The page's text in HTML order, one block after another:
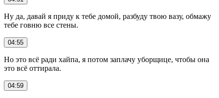
Ну да, давай я приду к тебе домой, разбуду твою вазу, обмажу
тебе говню все стены.
04:55
Но это всё ради хайпа, я потом заплачу уборщице, чтобы она
это всё оттирала.
04:59